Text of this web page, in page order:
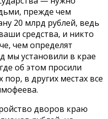
прежде чем
20 млрд рублей, ведь
средства, и никто
чем определят
мы установили в крае
об этом просили
в других местах все
дворов краю